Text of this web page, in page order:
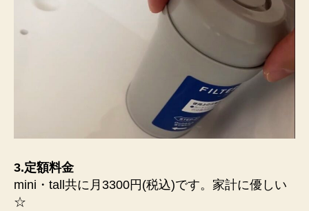
3.定額料金
mini・tall共に月3300円(税込)です。家計に優しい
☆